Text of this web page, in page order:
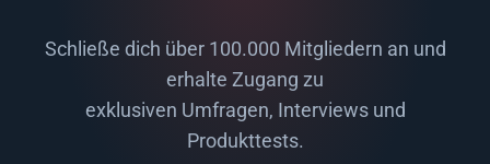
Schließe dich über 100.000 Mitgliedern an und
erhalte Zugang zu
exklusiven Umfragen, Interviews und
Produkttests.